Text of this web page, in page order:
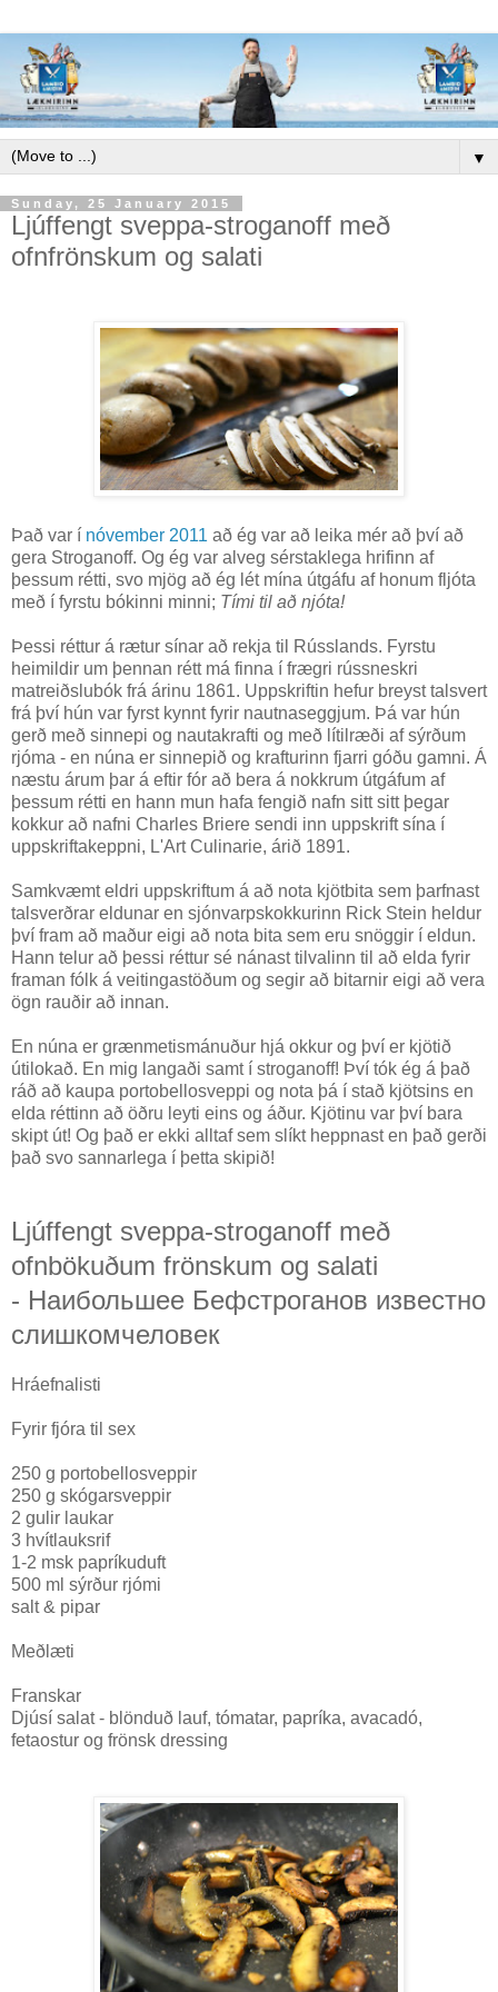
▼
Sunday, 25 January 2015
Ljúffengt sveppa-stroganoff með
ofnfrönskum og salati
Það var í nóvember 2011 að ég var að leika mér að því að
gera Stroganoff. Og ég var alveg sérstaklega hrifinn af
þessum rétti, svo mjög að ég lét mína útgáfu af honum fljóta
með í fyrstu bókinni minni; Tími til að njóta!
Þessi réttur á rætur sínar að rekja til Rússlands. Fyrstu
heimildir um þennan rétt má finna í frægri rússneskri
matreiðslubók frá árinu 1861. Uppskriftin hefur breyst talsvert
frá því hún var fyrst kynnt fyrir nautnaseggjum. Þá var hún
gerð með sinnepi og nautakrafti og með lítilræði af sýrðum
rjóma - en núna er sinnepið og krafturinn fjarri góðu gamni. Á
næstu árum þar á eftir fór að bera á nokkrum útgáfum af
þessum rétti en hann mun hafa fengið nafn sitt sitt þegar
kokkur að nafni Charles Briere sendi inn uppskrift sína í
uppskriftakeppni, L'Art Culinarie, árið 1891.
Samkvæmt eldri uppskriftum á að nota kjötbita sem þarfnast
talsverðrar eldunar en sjónvarpskokkurinn Rick Stein heldur
því fram að maður eigi að nota bita sem eru snöggir í eldun.
Hann telur að þessi réttur sé nánast tilvalinn til að elda fyrir
framan fólk á veitingastöðum og segir að bitarnir eigi að vera
ögn rauðir að innan.
En núna er grænmetismánuður hjá okkur og því er kjötið
útilokað. En mig langaði samt í stroganoff! Því tók ég á það
ráð að kaupa portobellosveppi og nota þá í stað kjötsins en
elda réttinn að öðru leyti eins og áður. Kjötinu var því bara
skipt út! Og það er ekki alltaf sem slíkt heppnast en það gerði
það svo sannarlega í þetta skipið!
Ljúffengt sveppa-stroganoff með
ofnbökuðum frönskum og salati
- Наибольшее Бефстроганов известно
слишкомчеловек
Hráefnalisti
Fyrir fjóra til sex
250 g portobellosveppir
250 g skógarsveppir
2 gulir laukar
3 hvítlauksrif
1-2 msk papríkuduft
500 ml sýrður rjómi
salt & pipar
Meðlæti
Franskar
Djúsí salat - blönduð lauf, tómatar, papríka, avacadó,
fetaostur og frönsk dressing